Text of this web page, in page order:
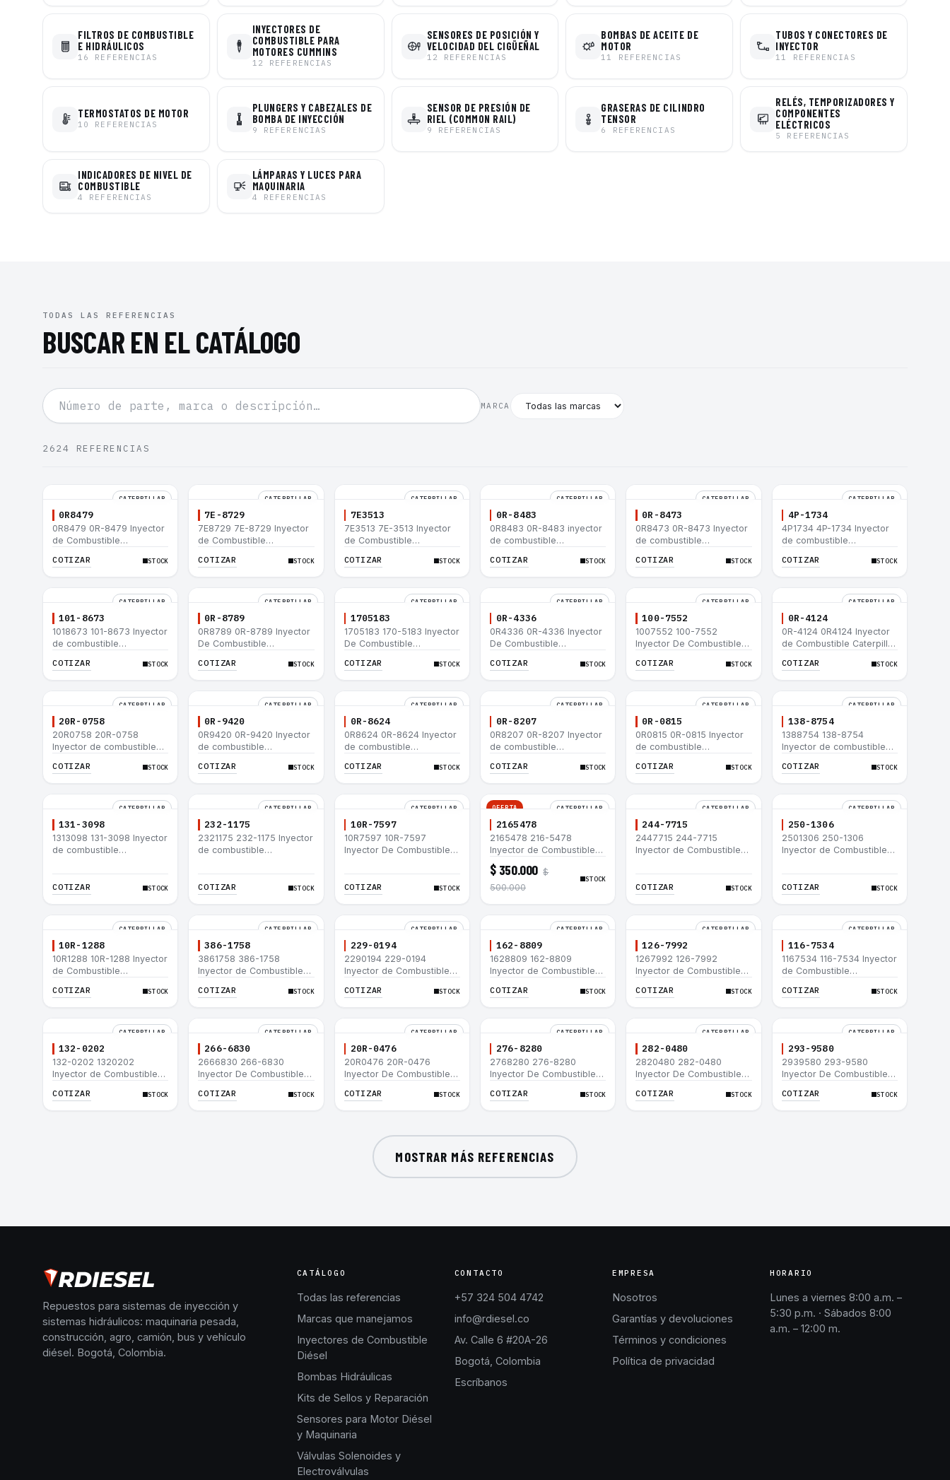
FILTROS DE COMBUSTIBLE
E HIDRÁULICOS
16 REFERENCIAS
INYECTORES DE
COMBUSTIBLE PARA
MOTORES CUMMINS
12 REFERENCIAS
SENSORES DE POSICIÓN Y
VELOCIDAD DEL CIGÜEÑAL
12 REFERENCIAS
BOMBAS DE ACEITE DE
MOTOR
11 REFERENCIAS
TUBOS Y CONECTORES DE
INYECTOR
11 REFERENCIAS
TERMOSTATOS DE MOTOR
10 REFERENCIAS
PLUNGERS Y CABEZALES DE
BOMBA DE INYECCIÓN
9 REFERENCIAS
SENSOR DE PRESIÓN DE
RIEL (COMMON RAIL)
9 REFERENCIAS
GRASERAS DE CILINDRO
TENSOR
6 REFERENCIAS
RELÉS, TEMPORIZADORES Y
COMPONENTES
ELÉCTRICOS
5 REFERENCIAS
INDICADORES DE NIVEL DE
COMBUSTIBLE
4 REFERENCIAS
LÁMPARAS Y LUCES PARA
MAQUINARIA
4 REFERENCIAS
TODAS LAS REFERENCIAS
BUSCAR EN EL CATÁLOGO
MARCA
2624 REFERENCIAS
CATERPILLAR
0R8479
0R8479 0R-8479 Inyector
de Combustible
IT12B IT14F IT14B 910E
COTIZAR STOCK
CATERPILLAR
7E-8729
7E8729 7E-8729 Inyector
de Combustible
IT12B IT14F IT14B 910E
COTIZAR STOCK
CATERPILLAR
7E3513
7E3513 7E-3513 Inyector
de Combustible
IT12B IT14F IT14B 910E
COTIZAR STOCK
CATERPILLAR
0R-8483
0R8483 0R-8483 inyector
de combustible
320-A N 320-A 320N
COTIZAR STOCK
CATERPILLAR
0R-8473
0R8473 0R-8473 Inyector
de combustible
3114 3116
COTIZAR STOCK
CATERPILLAR
4P-1734
4P1734 4P-1734 Inyector
de combustible
3114 3116
COTIZAR STOCK
CATERPILLAR
101-8673
1018673 101-8673 Inyector
de combustible
3114 3116
COTIZAR STOCK
CATERPILLAR
0R-8789
0R8789 0R-8789 Inyector
De Combustible
3406B 3406C RM-350B
COTIZAR STOCK
CATERPILLAR
1705183
1705183 170-5183 Inyector
De Combustible
330B 160H 12G 12H 140G
COTIZAR STOCK
CATERPILLAR
0R-4336
0R4336 0R-4336 Inyector
De Combustible
330B 160H 12G 12H 140G
COTIZAR STOCK
CATERPILLAR
100-7552
1007552 100-7552
Inyector De Combustible
330B 160H 12G 12H 140G
COTIZAR STOCK
CATERPILLAR
0R-4124
0R-4124 0R4124 Inyector
de Combustible Caterpillar
140H 12G 160H D6R D6H
COTIZAR STOCK
CATERPILLAR
20R-0758
20R0758 20R-0758
Inyector de combustible
775D D9R D10R 657E 631E
COTIZAR STOCK
CATERPILLAR
0R-9420
0R9420 0R-9420 Inyector
de combustible
775D D9R D10R 657E 631E
COTIZAR STOCK
CATERPILLAR
0R-8624
0R8624 0R-8624 Inyector
de combustible
775D D9R D10R 657E 631E
COTIZAR STOCK
CATERPILLAR
0R-8207
0R8207 0R-8207 Inyector
de combustible
775D D9R D10R 657E 631E
COTIZAR STOCK
CATERPILLAR
0R-0815
0R0815 0R-0815 Inyector
de combustible
775D D9R D10R 657E 631E
COTIZAR STOCK
CATERPILLAR
138-8754
1388754 138-8754
Inyector de combustible
775D D9R D10R 657E 631E
COTIZAR STOCK
CATERPILLAR
131-3098
1313098 131-3098 Inyector
de combustible
988F II
COTIZAR STOCK
CATERPILLAR
232-1175
2321175 232-1175 Inyector
de combustible
988F II
COTIZAR STOCK
CATERPILLAR
10R-7597
10R7597 10R-7597
Inyector De Combustible
L
COTIZAR STOCK
OFERTA CATERPILLAR
2165478
2165478 216-5478
Inyector de Combustible
para motor Caterpillar
3044C minicargador 236B
246B Bulldozer D3G D4G
$ 350.000 $
500.000
STOCK
CATERPILLAR
244-7715
2447715 244-7715
Inyector de Combustible
COTIZAR
STOCK
CATERPILLAR
250-1306
2501306 250-1306
Inyector de Combustible
992G
COTIZAR STOCK
CATERPILLAR
10R-1288
10R1288 10R-1288 Inyector
de Combustible
3512B 3516B 3516C 854G
COTIZAR STOCK
CATERPILLAR
386-1758
3861758 386-1758
Inyector de Combustible
3512B 3516B 3516C 854G
COTIZAR STOCK
CATERPILLAR
229-0194
2290194 229-0194
Inyector de Combustible
3512B 3516B 3516C 854G
COTIZAR STOCK
CATERPILLAR
162-8809
1628809 162-8809
Inyector de Combustible
3512B 3516B 3516C 854G
COTIZAR STOCK
CATERPILLAR
126-7992
1267992 126-7992
Inyector de Combustible
3512B 3516B 3516C 854G
COTIZAR STOCK
CATERPILLAR
116-7534
1167534 116-7534 Inyector
de Combustible
3512B 3516B 3516C 854G
COTIZAR STOCK
CATERPILLAR
132-0202
132-0202 1320202
Inyector de Combustible
3512B 3516B 3516C 854G
COTIZAR STOCK
CATERPILLAR
266-6830
2666830 266-6830
Inyector De Combustible
3054C 416D 422E
COTIZAR STOCK
CATERPILLAR
20R-0476
20R0476 20R-0476
Inyector De Combustible
3054C 416D 422E
COTIZAR STOCK
CATERPILLAR
276-8280
2768280 276-8280
Inyector De Combustible
953D
COTIZAR STOCK
CATERPILLAR
282-0480
2820480 282-0480
Inyector De Combustible
953D
COTIZAR STOCK
CATERPILLAR
293-9580
2939580 293-9580
Inyector De Combustible
953D
COTIZAR STOCK
MOSTRAR MÁS REFERENCIAS
Repuestos para sistemas de inyección y
sistemas hidráulicos: maquinaria pesada,
construcción, agro, camión, bus y vehículo
diésel. Bogotá, Colombia.
CATÁLOGO
Todas las referencias
Marcas que manejamos
Inyectores de Combustible
Diésel
Bombas Hidráulicas
Kits de Sellos y Reparación
Sensores para Motor Diésel
y Maquinaria
Válvulas Solenoides y
Electroválvulas
CONTACTO
+57 324 504 4742
info@rdiesel.co
Av. Calle 6 #20A-26
Bogotá, Colombia
Escríbanos
EMPRESA
Nosotros
Garantías y devoluciones
Términos y condiciones
Política de privacidad
HORARIO
Lunes a viernes 8:00 a.m. –
5:30 p.m. · Sábados 8:00
a.m. – 12:00 m.